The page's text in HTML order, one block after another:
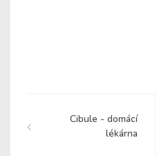
Cibule - domácí
lékárna